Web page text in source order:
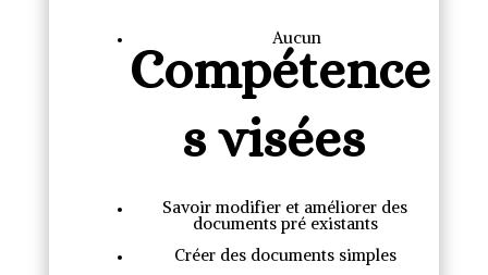
Aucun
Compétence
s visées
Savoir modifier et améliorer des
documents pré existants
Créer des documents simples